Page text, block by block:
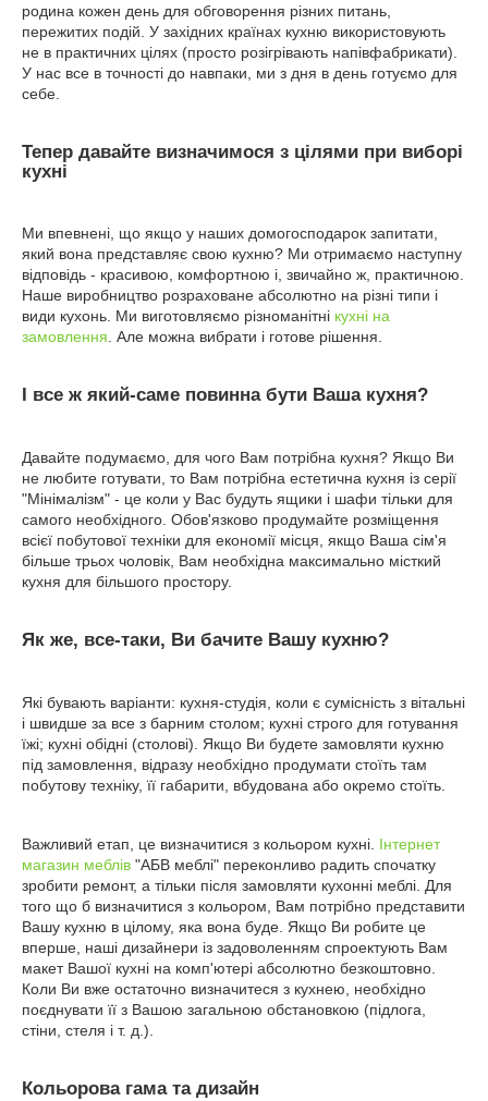
родина кожен день для обговорення різних питань,
пережитих подій. У західних країнах кухню використовують
не в практичних цілях (просто розігрівають напівфабрикати).
У нас все в точності до навпаки, ми з дня в день готуємо для
себе.
Тепер давайте визначимося з цілями при виборі
кухні
Ми впевнені, що якщо у наших домогосподарок запитати,
який вона представляє свою кухню? Ми отримаємо наступну
відповідь - красивою, комфортною і, звичайно ж, практичною.
Наше виробництво розраховане абсолютно на різні типи і
види кухонь. Ми виготовляємо різноманітні кухні на
замовлення. Але можна вибрати і готове рішення.
І все ж який-саме повинна бути Ваша кухня?
Давайте подумаємо, для чого Вам потрібна кухня? Якщо Ви
не любите готувати, то Вам потрібна естетична кухня із серії
"Мінімалізм" - це коли у Вас будуть ящики і шафи тільки для
самого необхідного. Обов'язково продумайте розміщення
всієї побутової техніки для економії місця, якщо Ваша сім'я
більше трьох чоловік, Вам необхідна максимально місткий
кухня для більшого простору.
Як же, все-таки, Ви бачите Вашу кухню?
Які бувають варіанти: кухня-студія, коли є сумісність з вітальні
і швидше за все з барним столом; кухні строго для готування
їжі; кухні обідні (столові). Якщо Ви будете замовляти кухню
під замовлення, відразу необхідно продумати стоїть там
побутову техніку, її габарити, вбудована або окремо стоїть.
Важливий етап, це визначитися з кольором кухні. Інтернет
магазин меблів "АБВ меблі" переконливо радить спочатку
зробити ремонт, а тільки після замовляти кухонні меблі. Для
того що б визначитися з кольором, Вам потрібно представити
Вашу кухню в цілому, яка вона буде. Якщо Ви робите це
вперше, наші дизайнери із задоволенням спроектують Вам
макет Вашої кухні на комп'ютері абсолютно безкоштовно.
Коли Ви вже остаточно визначитеся з кухнею, необхідно
поєднувати її з Вашою загальною обстановкою (підлога,
стіни, стеля і т. д.).
Кольорова гама та дизайн